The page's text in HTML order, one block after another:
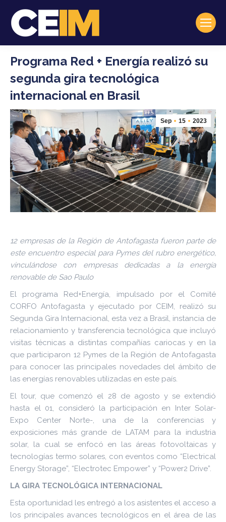
Programa Red + Energía realizó su
segunda gira tecnológica
internacional en Brasil
Sep 15 2023
12 empresas de la Región de Antofagasta fueron parte de
este encuentro especial para Pymes del rubro energético,
vinculándose con empresas dedicadas a la energía
renovable de Sao Paulo
El programa Red+Energía, impulsado por el Comité
CORFO Antofagasta y ejecutado por CEIM, realizó su
Segunda Gira Internacional, esta vez a Brasil, instancia de
relacionamiento y transferencia tecnológica que incluyó
visitas técnicas a distintas compañías cariocas y en la
que participaron 12 Pymes de la Región de Antofagasta
para conocer las principales novedades del ámbito de
las energías renovables utilizadas en este país.
El tour, que comenzó el 28 de agosto y se extendió
hasta el 01, consideró la participación en Inter Solar-
Expo Center Norte-, una de la conferencias y
exposiciones más grande de LATAM para la industria
solar, la cual se enfocó en las áreas fotovoltaicas y
tecnologías termo solares, con eventos como “Electrical
Energy Storage”, “Electrotec Empower” y “Power2 Drive”.
LA GIRA TECNOLÓGICA INTERNACIONAL
Esta oportunidad les entregó a los asistentes el acceso a
los principales avances tecnológicos en el área de las